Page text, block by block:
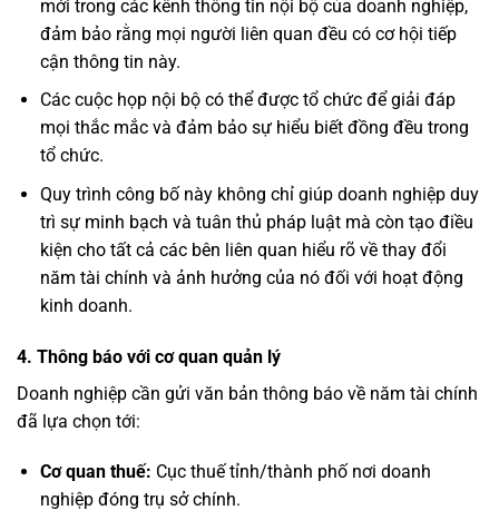
mới trong các kênh thông tin nội bộ của doanh nghiệp,
đảm bảo rằng mọi người liên quan đều có cơ hội tiếp
cận thông tin này.
Các cuộc họp nội bộ có thể được tổ chức để giải đáp
mọi thắc mắc và đảm bảo sự hiểu biết đồng đều trong
tổ chức.
Quy trình công bố này không chỉ giúp doanh nghiệp duy
trì sự minh bạch và tuân thủ pháp luật mà còn tạo điều
kiện cho tất cả các bên liên quan hiểu rõ về thay đổi
năm tài chính và ảnh hưởng của nó đối với hoạt động
kinh doanh.
4. Thông báo với cơ quan quản lý
Doanh nghiệp cần gửi văn bản thông báo về năm tài chính
đã lựa chọn tới:
Cơ quan thuế: Cục thuế tỉnh/thành phố nơi doanh
nghiệp đóng trụ sở chính.